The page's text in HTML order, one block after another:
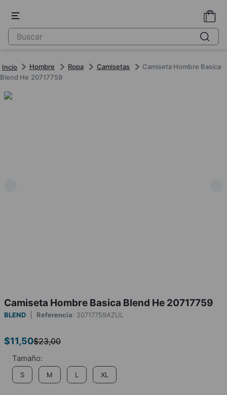
Hombre Ropa Camisetas
Camiseta Hombre Basica
Blend He 20717759
Camiseta Hombre Basica Blend He 20717759
BLEND Referencia: 20717759AZUL
$11,50$23,00
S M L XL